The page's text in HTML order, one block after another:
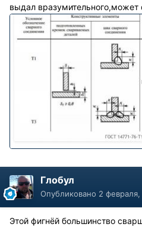
выдал вразумительного,может
Глобул
Опубликовано 2 февраля,
Этой фигнёй большинство